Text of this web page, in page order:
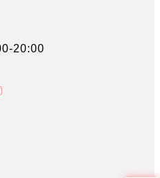
20:00